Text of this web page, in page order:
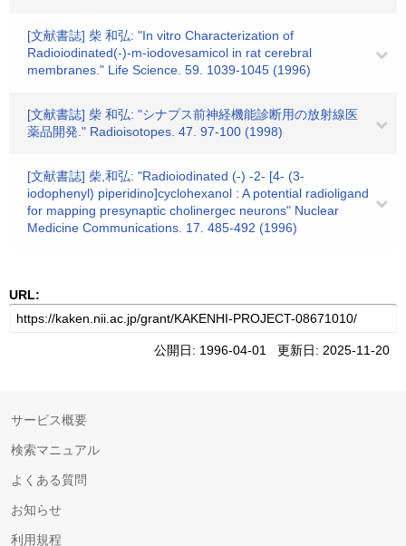
[文献書誌] 柴 和弘: "In vitro Characterization of
Radioiodinated(-)-m-iodovesamicol in rat cerebral
membranes." Life Science. 59. 1039-1045 (1996)
[文献書誌] 柴 和弘: "シナプス前神経機能診断用の放射線医
薬品開発." Radioisotopes. 47. 97-100 (1998)
[文献書誌] 柴,和弘: "Radioiodinated (-) -2- [4- (3-
iodophenyl) piperidino]cyclohexanol : A potential radioligand
for mapping presynaptic cholinergec neurons" Nuclear
Medicine Communications. 17. 485-492 (1996)
URL:
公開日: 1996-04-01 更新日: 2025-11-20
サービス概要
検索マニュアル
よくある質問
お知らせ
利用規程